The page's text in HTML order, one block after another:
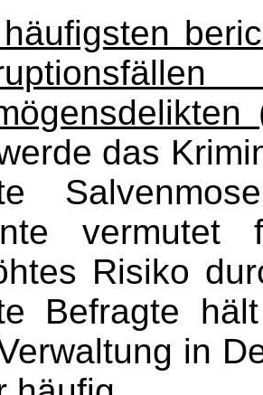
das
vermutet
Risiko
Befragte
in